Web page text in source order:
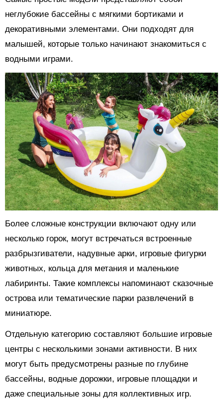
неглубокие бассейны с мягкими бортиками и
декоративными элементами. Они подходят для
малышей, которые только начинают знакомиться с
водными играми.
Более сложные конструкции включают одну или
несколько горок, могут встречаться встроенные
разбрызгиватели, надувные арки, игровые фигурки
животных, кольца для метания и маленькие
лабиринты. Такие комплексы напоминают сказочные
острова или тематические парки развлечений в
миниатюре.
Отдельную категорию составляют большие игровые
центры с несколькими зонами активности. В них
могут быть предусмотрены разные по глубине
бассейны, водные дорожки, игровые площадки и
даже специальные зоны для коллективных игр.